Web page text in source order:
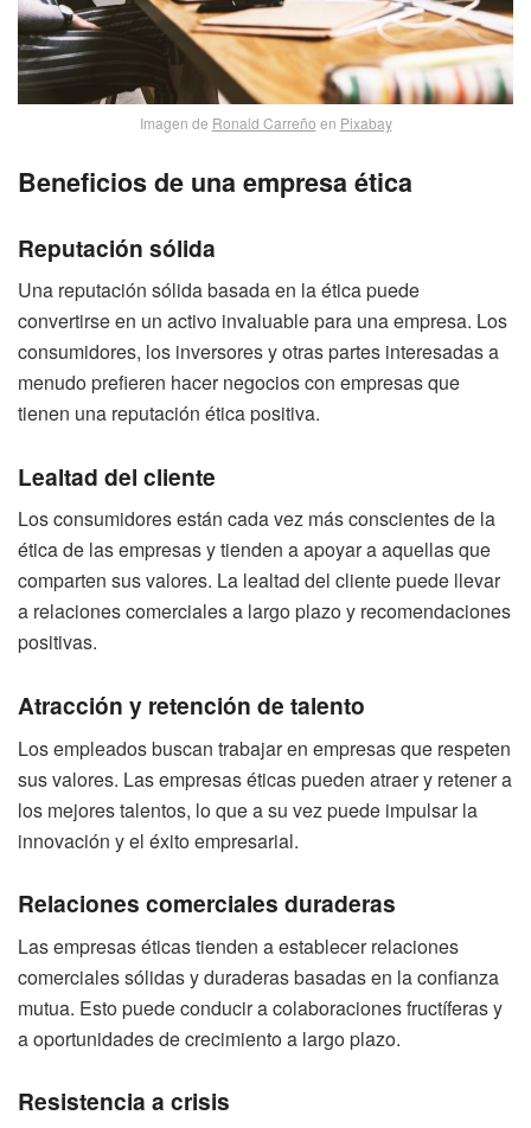
Imagen de Ronald Carreño en Pixabay
Beneficios de una empresa ética
Reputación sólida
Una reputación sólida basada en la ética puede
convertirse en un activo invaluable para una empresa. Los
consumidores, los inversores y otras partes interesadas a
menudo prefieren hacer negocios con empresas que
tienen una reputación ética positiva.
Lealtad del cliente
Los consumidores están cada vez más conscientes de la
ética de las empresas y tienden a apoyar a aquellas que
comparten sus valores. La lealtad del cliente puede llevar
a relaciones comerciales a largo plazo y recomendaciones
positivas.
Atracción y retención de talento
Los empleados buscan trabajar en empresas que respeten
sus valores. Las empresas éticas pueden atraer y retener a
los mejores talentos, lo que a su vez puede impulsar la
innovación y el éxito empresarial.
Relaciones comerciales duraderas
Las empresas éticas tienden a establecer relaciones
comerciales sólidas y duraderas basadas en la confianza
mutua. Esto puede conducir a colaboraciones fructíferas y
a oportunidades de crecimiento a largo plazo.
Resistencia a crisis